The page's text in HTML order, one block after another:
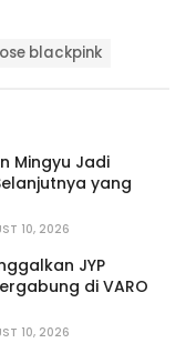
blackpink
Mingyu Jadi
yang
10, 2026
JYP
di VARO
10, 2026